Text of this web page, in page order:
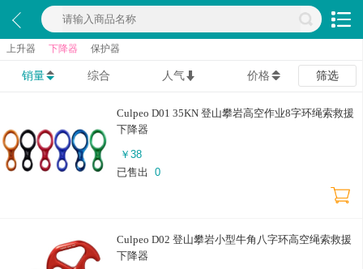
上升器 下降器 保护器
销量 综合 人气 价格 筛选
Culpeo D01 35KN 登山攀岩高空作业8字环绳索救援
下降器
￥ 38
已售出
0
Culpeo D02 登山攀岩小型牛角八字环高空绳索救援
下降器